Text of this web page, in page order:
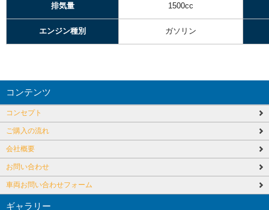
排気量 1500cc
エンジン種別 ガソリン
コンテンツ
コンセプト
ご購入の流れ
会社概要
お問い合わせ
車両お問い合わせフォーム
ギャラリー